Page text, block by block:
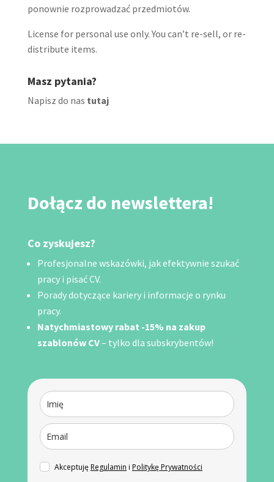
ponownie rozprowadzać przedmiotów.
License for personal use only. You can’t re-sell, or re-
distribute items.
Masz pytania?
Napisz do nas tutaj
Dołącz do newslettera!
Co zyskujesz?
Profesjonalne wskazówki, jak efektywnie szukać
pracy i pisać CV.
Porady dotyczące kariery i informacje o rynku
pracy.
Natychmiastowy rabat -15% na zakup
szablonów CV– tylko dla subskrybentów!
AkceptujęRegulamin i Politykę Prywatności